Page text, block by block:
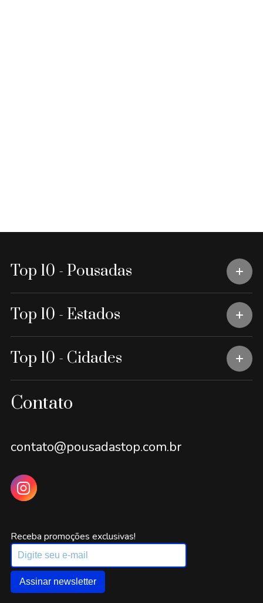
Top 10 - Pousadas
Top 10 - Estados
Top 10 - Cidades
Contato
contato@pousadastop.com.br
Receba promoções exclusivas!
Assinar newsletter